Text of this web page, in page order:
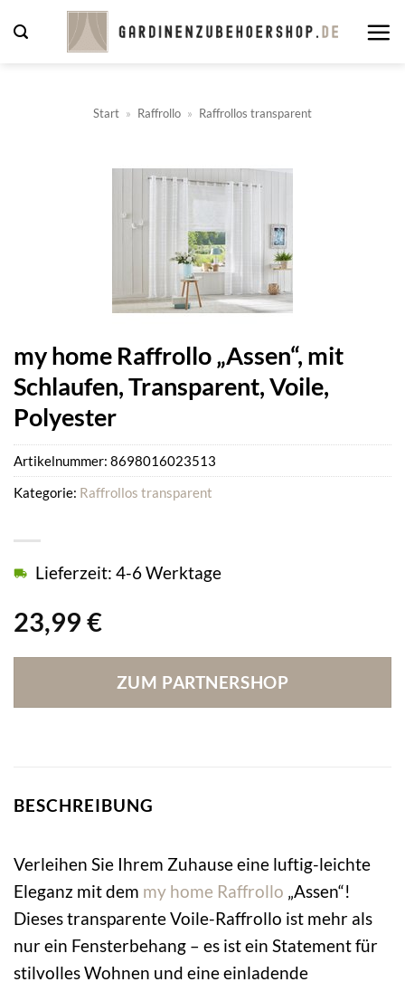
Inhalt
Start » Raffrollo » Raffrollos transparent
my home Raffrollo „Assen“, mit
Schlaufen, Transparent, Voile,
Polyester
23,99 €
Lieferzeit: 4-6 Werktage
ZUM PARTNERSHOP
Artikelnummer: 8698016023513
Kategorie: Raffrollos transparent
BESCHREIBUNG
Verleihen Sie Ihrem Zuhause eine luftig-leichte
Eleganz mit dem my home Raffrollo „Assen“!
Dieses transparente Voile-Raffrollo ist mehr als
nur ein Fensterbehang – es ist ein Statement für
stilvolles Wohnen und eine einladende